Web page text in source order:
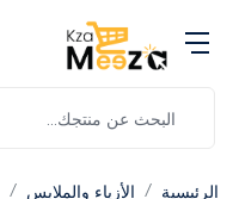
الرئيسية الأزياء والملابس